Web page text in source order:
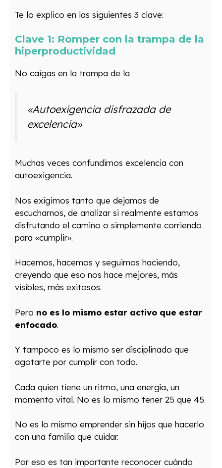
Te lo explico en las siguientes 3 clave:
Clave 1: Romper con la trampa de la
hiperproductividad
No caigas en la trampa de la
«Autoexigencia disfrazada de
excelencia»
Muchas veces confundimos excelencia con
autoexigencia.
Nos exigimos tanto que dejamos de
escucharnos, de analizar si realmente estamos
disfrutando el camino o simplemente corriendo
para «cumplir».
Hacemos, hacemos y seguimos haciendo,
creyendo que eso nos hace mejores, más
visibles, más exitosos.
Pero no es lo mismo estar activo que estar
enfocado.
Y tampoco es lo mismo ser disciplinado que
agotarte por cumplir con todo.
Cada quien tiene un ritmo, una energía, un
momento vital. No es lo mismo tener 25 que 45.
No es lo mismo emprender sin hijos que hacerlo
con una familia que cuidar.
Por eso es tan importante reconocer cuándo